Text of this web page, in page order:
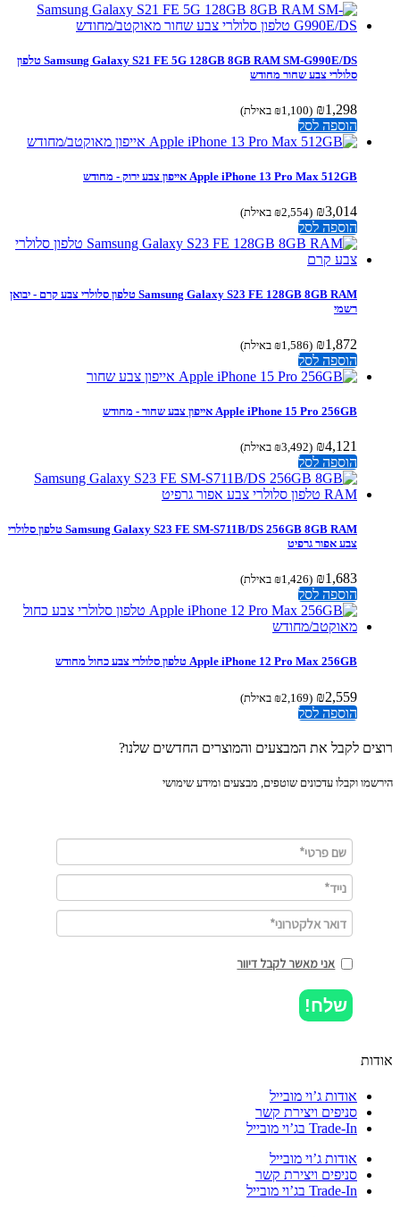
Samsung Galaxy S21 FE 5G 128GB 8GB RAM SM-G990E/DS טלפון
סלולרי צבע שחור מחודש
₪1,298
(
₪1,100 באילת)
הוספה לסל
Apple iPhone 13 Pro Max 512GB אייפון צבע ירוק - מחודש
₪3,014
(
₪2,554 באילת)
הוספה לסל
Samsung Galaxy S23 FE 128GB 8GB RAM טלפון סלולרי צבע קרם - יבואן
₪1,872
(
₪1,586 באילת)
הוספה לסל
Apple iPhone 15 Pro 256GB אייפון צבע שחור - מחודש
₪4,121
(
₪3,492 באילת)
הוספה לסל
Samsung Galaxy S23 FE SM-S711B/DS 256GB 8GB RAM טלפון סלולרי
צבע אפור גרפיט
₪1,683
(
₪1,426 באילת)
הוספה לסל
Apple iPhone 12 Pro Max 256GB טלפון סלולרי צבע כחול מחודש
₪2,559
(
₪2,169 באילת)
הוספה לסל
לקבל את המבצעים והמוצרים החדשים שלנו?
וקבלו עדכונים שוטפים, מבצעים ומידע שימושי
אני מאשר לקבל דיוור
שלח!
אודות ג’וי מובייל
סניפים ויצירת קשר
Trade-In בג’וי מובייל
אודות ג’וי מובייל
סניפים ויצירת קשר
Trade-In בג’וי מובייל